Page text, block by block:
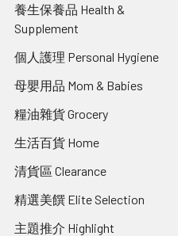
養生保養品 Health &
Supplement
個人護理 Personal Hygiene
母嬰用品 Mom & Babies
糧油雜貨 Grocery
生活百貨 Home
清貨區 Clearance
精選美饌 Elite Selection
主題推介 Highlight